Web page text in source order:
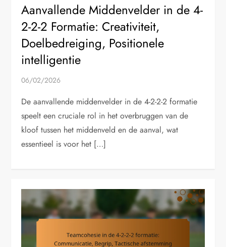
Aanvallende Middenvelder in de 4-
2-2-2 Formatie: Creativiteit,
Doelbedreiging, Positionele
intelligentie
06/02/2026
De aanvallende middenvelder in de 4-2-2-2 formatie
speelt een cruciale rol in het overbruggen van de
kloof tussen het middenveld en de aanval, wat
essentieel is voor het […]